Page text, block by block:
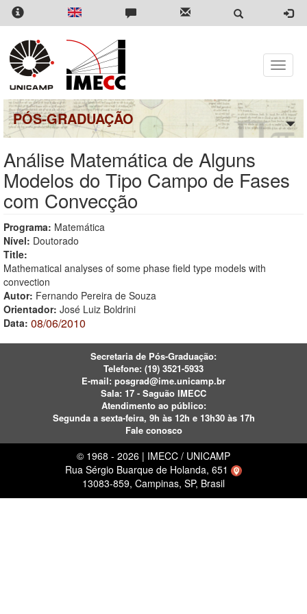
Pular
para
conteúdo
principal
Toggle
PÓS-GRADUAÇÃO
Análise Matemática de Alguns
Modelos do Tipo Campo de Fases
com Convecção
Programa: Matemática
Nível: Doutorado
Title:
Mathematical analyses of some phase field type models with
convection
Autor: Fernando Pereira de Souza
Orientador: José Luiz Boldrini
Data: 08/06/2010
Secretaria de Pós-Graduação:
Telefone: (19) 3521-5933
E-mail: posgrad@ime.unicamp.br
Sala: 17 - Saguão IMECC
Atendimento ao público:
Segunda a sexta-feira, 9h às 12h e 13h30 às 17h
Fale conosco
© 1968 - 2026 | IMECC / UNICAMP
Rua Sérgio Buarque de Holanda, 651
13083-859, Campinas, SP, Brasil